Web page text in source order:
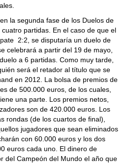
la segunda fase de los Duelos de
partidas. En el caso de que el
2:2, se disputaría un duelo de
celebrará a partir del 19 de mayo,
a 6 partidas. Como muy tarde,
será el retador al título que se
en 2012. La bolsa de premios de
de 500.000 euros, de los cuales,
una parte. Los premios netos,
son de 420.000 euros. Los
rondas (de los cuartos de final),
jugadores que sean eliminados
con 60.000 euros y los dos
euros cada uno. El dinero de
del Campeón del Mundo el año que